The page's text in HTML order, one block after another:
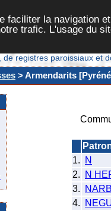
faciliter la navigation
trafic. L'usage du
de registres paroissiaux et
> Armendarits
1.
N
2.
N
3.
4.